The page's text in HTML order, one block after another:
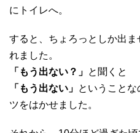
にトイレへ。
すると、ちょろっとしか出ま
れました。
「もう出ない？」 と聞くと
「もう出ない」 ということ
ツをはかせました。